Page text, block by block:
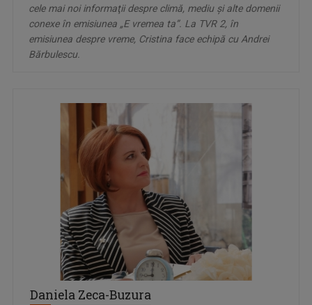
cele mai noi informaţii despre climă, mediu și alte domenii
conexe în emisiunea „E vremea ta”. La TVR 2, în
emisiunea despre vreme, Cristina face echipă cu Andrei
Bărbulescu.
Daniela Zeca-Buzura